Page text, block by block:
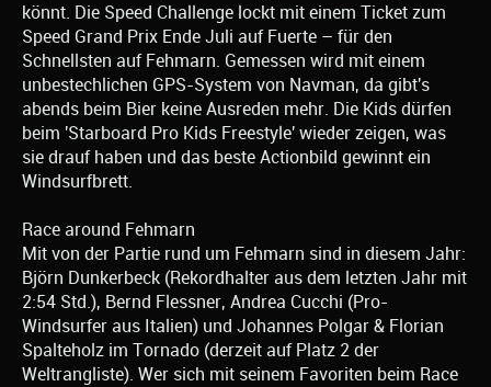
könnt. Die Speed Challenge lockt mit einem Ticket zum
Speed Grand Prix Ende Juli auf Fuerte – für den
Schnellsten auf Fehmarn. Gemessen wird mit einem
unbestechlichen GPS-System von Navman, da gibt's
abends beim Bier keine Ausreden mehr. Die Kids dürfen
beim 'Starboard Pro Kids Freestyle' wieder zeigen, was
sie drauf haben und das beste Actionbild gewinnt ein
Windsurfbrett.
Race around Fehmarn
Mit von der Partie rund um Fehmarn sind in diesem Jahr:
Björn Dunkerbeck (Rekordhalter aus dem letzten Jahr mit
2:54 Std.), Bernd Flessner, Andrea Cucchi (Pro-
Windsurfer aus Italien) und Johannes Polgar & Florian
Spalteholz im Tornado (derzeit auf Platz 2 der
Weltrangliste). Wer sich mit seinem Favoriten beim Race